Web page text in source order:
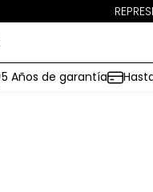
5 Años de garantía